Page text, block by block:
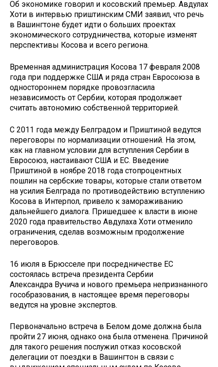
Об экономике говорил и косовский премьер. Авдулах
Хоти в интервью приштинским СМИ заявил, что речь
в Вашингтоне будет идти о больших проектах
экономического сотрудничества, которые изменят
перспективы Косова и всего региона.
Временная администрация Косова 17 февраля 2008
года при поддержке США и ряда стран Евросоюза в
одностороннем порядке провозгласила
независимость от Сербии, которая продолжает
считать автономию собственной территорией.
С 2011 года между Белградом и Приштиной ведутся
переговоры по нормализации отношений. На этом,
как на главном условии для вступления Сербии в
Евросоюз, настаивают США и ЕС. Введение
Приштиной в ноябре 2018 года стопроцентных
пошлин на сербские товары, которые стали ответом
на усилия Белграда по противодействию вступлению
Косова в Интерпол, привело к замораживанию
дальнейшего диалога. Пришедшее к власти в июне
2020 года правительство Авдулаха Хоти отменило
ограничения, сделав возможным продолжение
переговоров.
16 июля в Брюсселе при посредничестве ЕС
состоялась встреча президента Сербии
Александра Вучича и нового премьера непризнанного
гособразования, в настоящее время переговоры
ведутся на уровне экспертов.
Первоначально встреча в Белом доме должна была
пройти 27 июня, однако она была отменена. Причиной
для такого решения послужил отказ косовской
делегации от поездки в Вашингтон в связи с